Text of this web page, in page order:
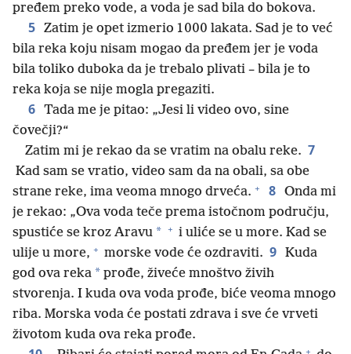
pređem preko vode, a voda je sad bila do bokova.
5 Zatim je opet izmerio 1 000 lakata. Sad je to već
bila reka koju nisam mogao da pređem jer je voda
bila toliko duboka da je trebalo plivati – bila je to
reka koja se nije mogla pregaziti.
6 Tada me je pitao: „Jesi li video ovo, sine
čovečji?“
Zatim mi je rekao da se vratim na obalu reke. 7
Kad sam se vratio, video sam da na obali, sa obe
strane reke, ima veoma mnogo drveća. + 8 Onda mi
je rekao: „Ova voda teče prema istočnom području,
spustiće se kroz Aravu * + i uliće se u more. Kad se
ulije u more, + morske vode će ozdraviti. 9 Kuda
god ova reka * prođe, živeće mnoštvo živih
stvorenja. I kuda ova voda prođe, biće veoma mnogo
riba. Morska voda će postati zdrava i sve će vrveti
životom kuda ova reka prođe.
+